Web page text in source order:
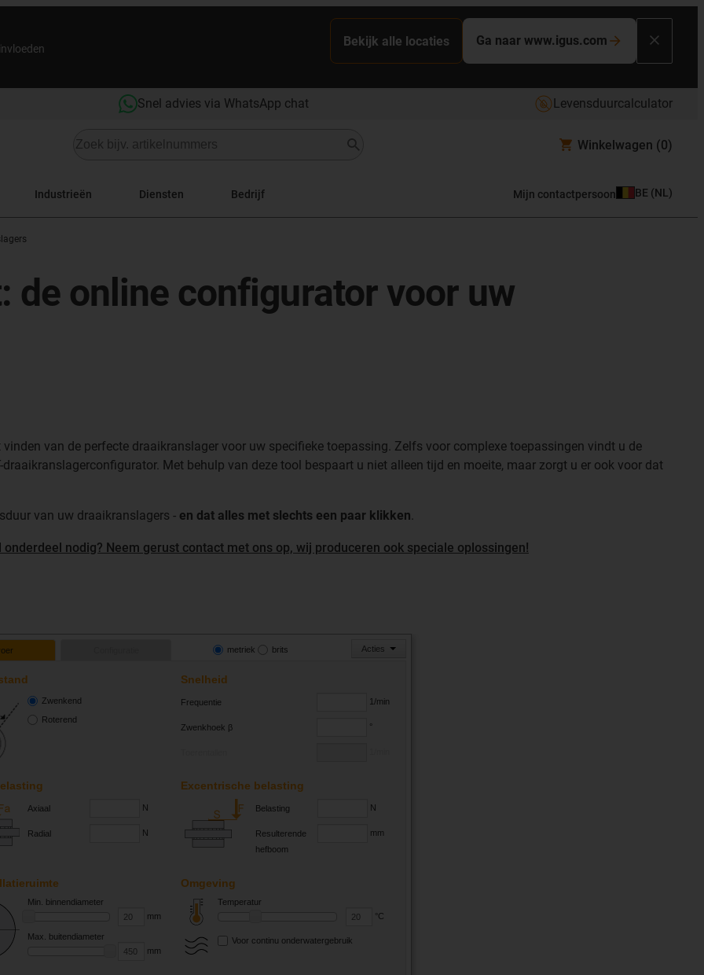
Bekijk alle locaties Ga naar www.igus.com
Snel advies via WhatsApp chat Levensduurcalculator
Winkelwagen (0)
Industrieën Diensten Bedrijf Mijn contactpersoon BE (NL )
de online configurator voor uw
van de perfecte draaikranslager voor uw specifieke toepassing. Zelfs voor complexe toepassingen vindt u de
Met behulp van deze tool bespaart u niet alleen tijd en moeite, maar zorgt u er ook voor dat
van uw draaikranslagers - en dat alles met slechts een paar klikken.
nodig? Neem gerust contact met ons op, wij produceren ook speciale oplossingen!